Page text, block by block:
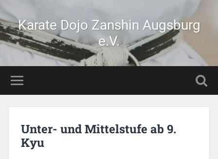
Karate Dojo Zanshin Augsburg
e.V.
Unter- und Mittelstufe ab 9.
Kyu